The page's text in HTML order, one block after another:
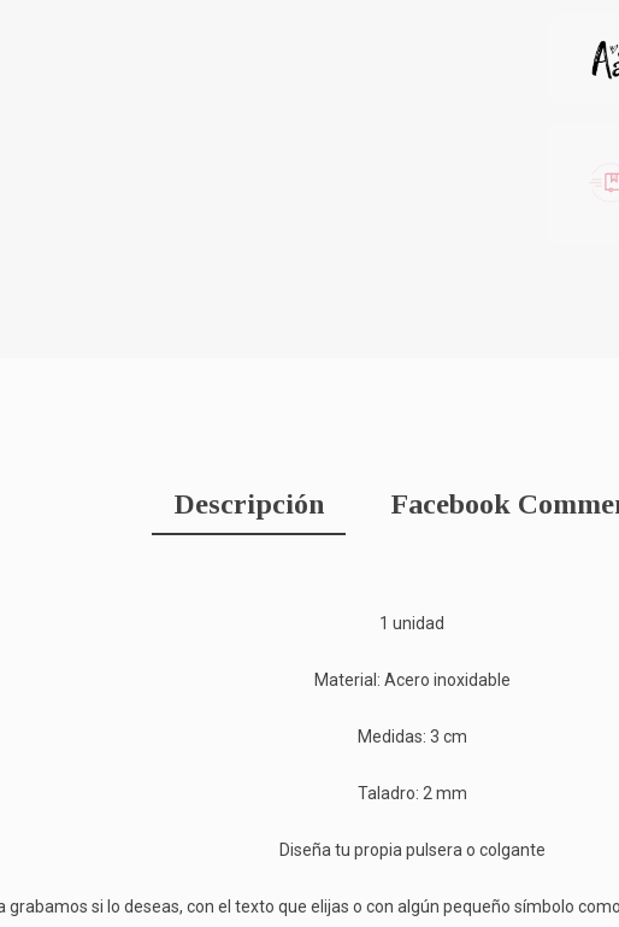
Descripción Facebook
1 unidad
Material: Acero inoxidable
Medidas: 3 cm
Taladro: 2 mm
Diseña tu propia pulsera o colgante
grabamos si lo deseas, con el texto que elijas o con algún pequeño símbolo